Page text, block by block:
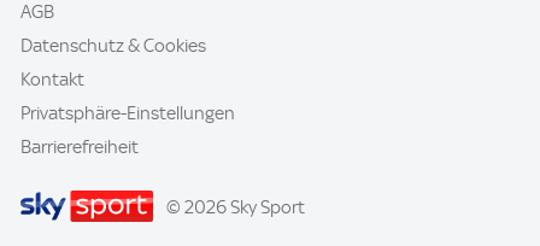
AGB
Datenschutz & Cookies
Kontakt
Privatsphäre-Einstellungen
Barrierefreiheit
© 2026 Sky Sport